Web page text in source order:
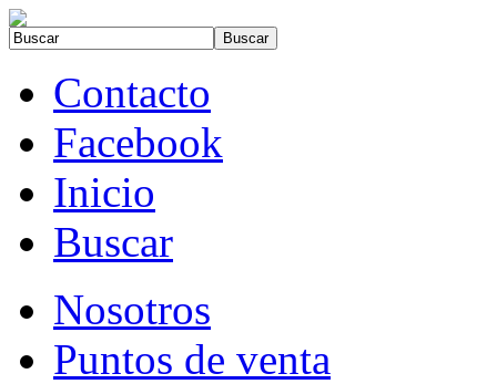
Contacto
Facebook
Inicio
Buscar
Nosotros
Puntos de venta